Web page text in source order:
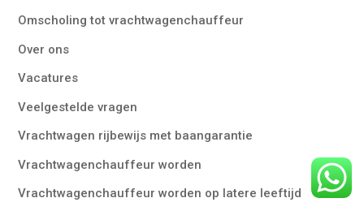
Omscholing tot vrachtwagenchauffeur
Over ons
Vacatures
Veelgestelde vragen
Vrachtwagen rijbewijs met baangarantie
Vrachtwagenchauffeur worden
Vrachtwagenchauffeur worden op latere leeftijd